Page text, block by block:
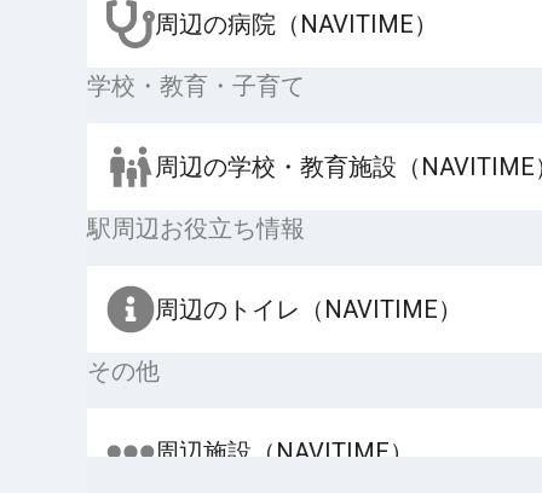
周辺の病院（NAVITIME）
学校・教育・子育て
周辺の学校・教育施設（NAVITIME
駅周辺お役立ち情報
周辺のトイレ（NAVITIME）
その他
周辺施設（NAVITIME）